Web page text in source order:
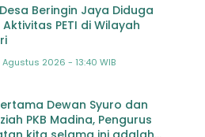
Beringin Jaya Diduga
PETI di Wilayah
Agustus 2026 - 13:40 WIB
Dewan Syuro dan
PKB Madina, Pengurus